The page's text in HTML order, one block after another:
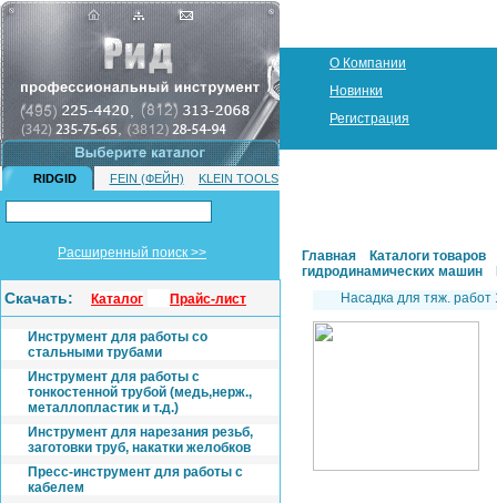
RIDGID FEIN (ФЕЙН) KLEIN TOOLS
Расширенный поиск >>
Скачать: Каталог Прайс-лист
Инструмент для работы со
стальными трубами
Инструмент для работы с
тонкостенной трубой (медь,нерж.,
металлопластик и т.д.)
Инструмент для нарезания резьб,
заготовки труб, накатки желобков
Пресс-инструмент для работы с
кабелем
О Компании
Новинки
Регистрация
Главная
Каталоги товаров
гидродинамических машин
Насадка для тяж.